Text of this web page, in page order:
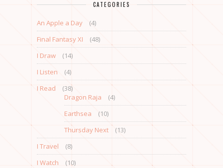
CATEGORIES
An Apple a Day
(4)
Final Fantasy XI
(48)
I Draw
(14)
I Listen
(4)
I Read
(38)
Dragon Raja
(4)
Earthsea
(10)
Thursday Next
(13)
I Travel
(8)
I Watch
(10)